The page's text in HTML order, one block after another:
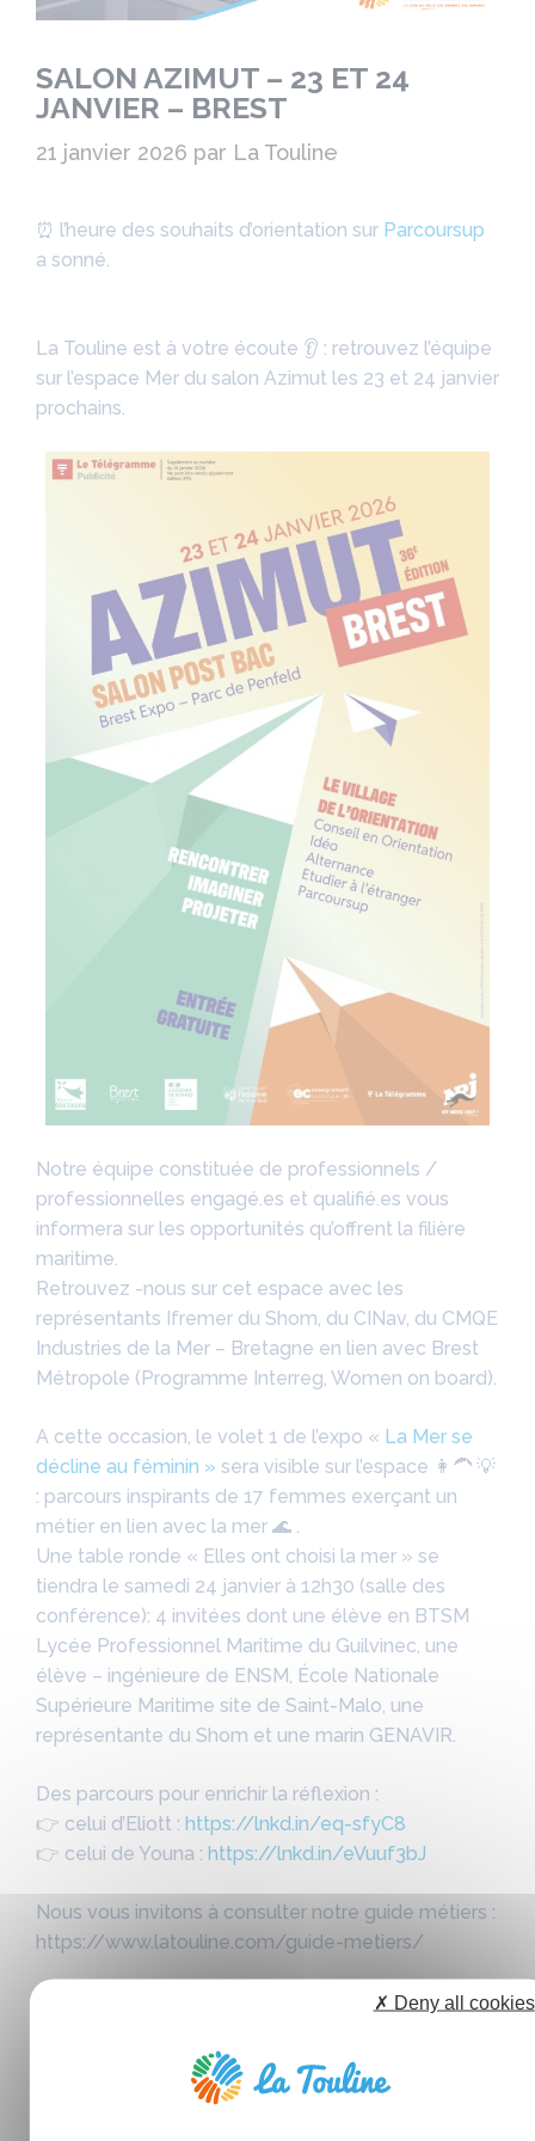
SALON AZIMUT – 23 ET 24
JANVIER – BREST
21 janvier 2026 par La Touline
⏰ l’heure des souhaits d’orientation sur Parcoursup
a sonné.
La Touline est à votre écoute 👂 : retrouvez l’équipe
sur l’espace Mer du salon Azimut les 23 et 24 janvier
prochains.
Notre équipe constituée de professionnels /
professionnelles engagé.es et qualifié.es vous
informera sur les opportunités qu’offrent la filière
maritime.
Retrouvez -nous sur cet espace avec les
représentants Ifremer du Shom, du CINav, du CMQE
Industries de la Mer – Bretagne en lien avec Brest
Métropole (Programme Interreg, Women on board).
A cette occasion, le volet 1 de l’expo « La Mer se
décline au féminin » sera visible sur l’espace 👩‍🦱 💡
: parcours inspirants de 17 femmes exerçant un
métier en lien avec la mer 🌊 .
Une table ronde « Elles ont choisi la mer » se
tiendra le samedi 24 janvier à 12h30 (salle des
conférence): 4 invitées dont une élève en BTSM
Lycée Professionnel Maritime du Guilvinec, une
élève – ingénieure de ENSM, École Nationale
Supérieure Maritime site de Saint-Malo, une
représentante du Shom et une marin GENAVIR.
Des parcours pour enrichir la réflexion :
👉 celui d’Eliott : https://lnkd.in/eq-sfyC8
👉 celui de Youna : https://lnkd.in/eVuuf3bJ
Nous vous invitons à consulter notre guide métiers :
https://www.latouline.com/guide-metiers/
✗ Deny all cookies